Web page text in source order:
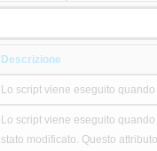
Descrizione
Lo script viene eseguito
Lo script viene eseguito
stato modificato. Questo